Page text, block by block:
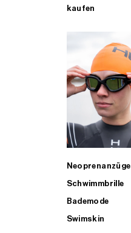
kaufen
Neoprenanzüge
Schwimmbrille
Bademode
Swimskin